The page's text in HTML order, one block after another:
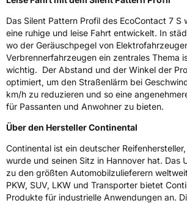
3PMSF / Schneeflockensymbol / Alpine-
EPREL ID1706597
Allgemeine Produktsicherheit (GPSR)
Continental-Plaza 1 30173
Das Silent Pattern Profil des EcoContact 7 S
eine ruhige und leise Fahrt entwickelt. In
wo der Geräuschpegel von
Verbrennerfahrzeugen ein zentrales Thema
wichtig. Der Abstand und der Winkel der
optimiert, um den Straßenlärm bei
km/h zu reduzieren und so eine
für Passanten und Anwohner zu bieten.
Über den Hersteller Continental
Continental ist ein deutscher
wurde und seinen Sitz in Hannover hat. Das
zu den größten Automobilzulieferern
PKW, SUV, LKW und Transporter bietet
Produkte für industrielle Anwendungen an.